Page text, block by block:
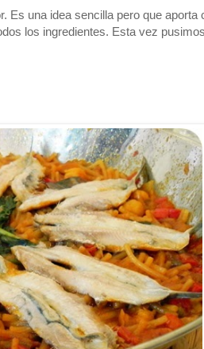
Es una idea sencilla pero que aporta
los ingredientes. Esta vez